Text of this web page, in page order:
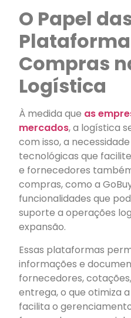
O Papel
Compras
Logística
À medida que as
mercados, a logística
com isso, a
tecnológicas que
e fornecedores
compras, como a
funcionalidades que
suporte a operações
expansão.
Essas plataformas
informações e
fornecedores,
entrega, o que otimiza
facilita o